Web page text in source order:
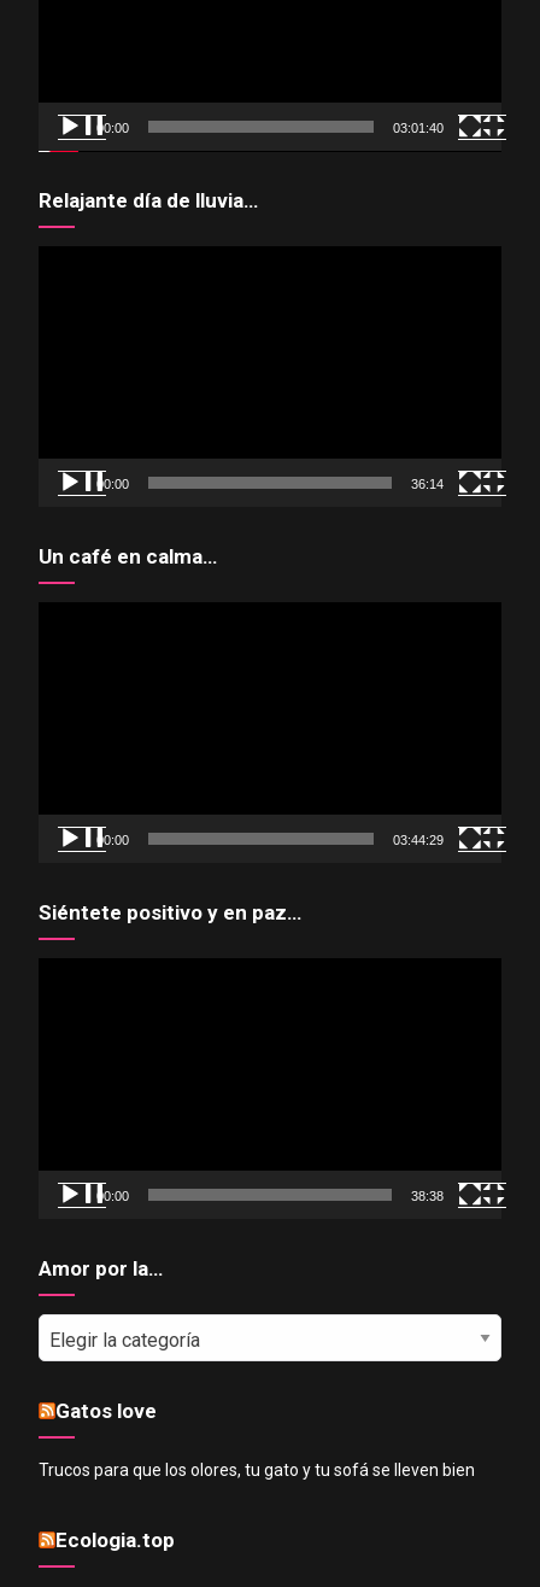
00:00 03:01:40
Relajante día de lluvia…
00:00 36:14
Un café en calma…
00:00 03:44:29
Siéntete positivo y en paz…
00:00 38:38
Amor por la…
por
Gatos love
Trucos para que los olores, tu gato y tu sofá se lleven bien
Ecologia.top